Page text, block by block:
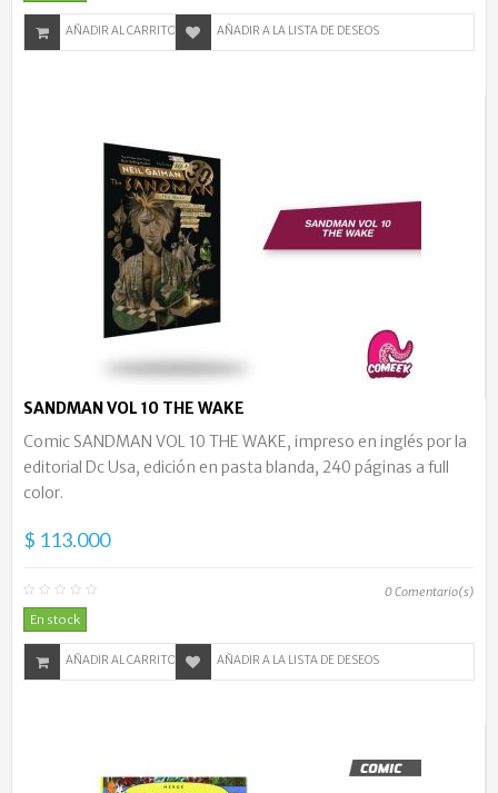
AÑADIR AL CARRITO AÑADIR A LA LISTA DE DESEOS
SANDMAN VOL 10 THE WAKE
Comic SANDMAN VOL 10 THE WAKE, impreso en inglés por la
editorial Dc Usa, edición en pasta blanda, 240 páginas a full
color.
$ 113.000
0Comentario(s)
En stock
AÑADIR AL CARRITO AÑADIR A LA LISTA DE DESEOS